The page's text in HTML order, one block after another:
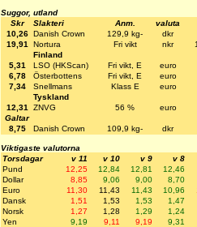
Suggor, utland
Skr
Slakteri Anm.
valuta
10,26 Danish Crown 129,9 kg-
dkr
19,91
Nortura Fri vikt nkr
Finland
5,31
LSO (HKScan) Fri vikt, E
euro
6,78
Österbottens Fri vikt, E
euro
7,34
Snellmans Klass E
euro
Tyskland
12,31
ZNVG 56 %
euro
Galtar
8,75
Danish Crown 109,9 kg- dkr
Viktigaste valutorna
Torsdagar
v 11 v 10 v 9
v 8
Pund
12,25 12,84 12,81
12,46
Dollar
8,85 9,06 9,00
8,70
Euro
11,30 11,43 11,43 10,96
Dansk
1,51 1,53 1,53
1,47
Norsk
1,27 1,28 1,29
1,24
Yen
9,19 9,11 9,19 9,31